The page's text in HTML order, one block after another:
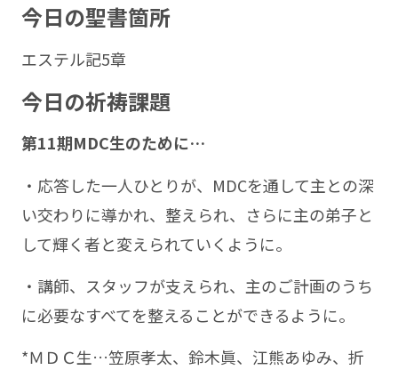
今日の聖書箇所
エステル記5章
今日の祈祷課題
第11期MDC生のために…
・応答した一人ひとりが、MDCを通して主との深
い交わりに導かれ、整えられ、さらに主の弟子と
して輝く者と変えられていくように。
・講師、スタッフが支えられ、主のご計画のうち
に必要なすべてを整えることができるように。
*ＭＤＣ生…笠原孝太、鈴木眞、江熊あゆみ、折